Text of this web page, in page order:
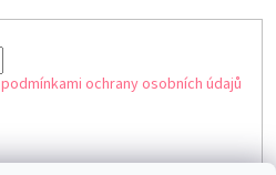
podmínkami ochrany osobních údajů